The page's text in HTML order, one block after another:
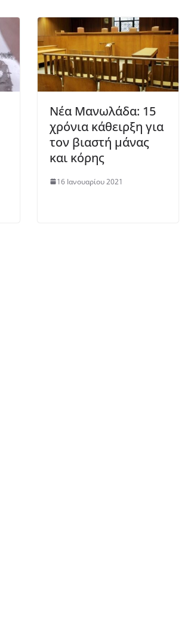
Νέα Μανωλάδα: 15
χρόνια κάθειρξη για
τον βιαστή μάνας
και κόρης
16 Ιανουαρίου 2021